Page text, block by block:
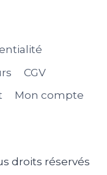
CGV
Mon compte
droits réservés